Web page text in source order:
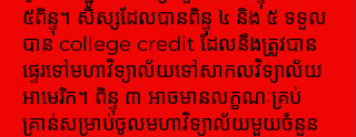
៥ពិន្ទុ។ សិស្សដែលបានពិន្ទុ ៤ និង ៥ ទទួល
បាន ​college credit ដែលនឹងត្រូវបាន
ផ្ទេរទៅមហាវិទ្យាល័យទៅសាកលវិទ្យាល័យ
អាមេរិក។ ពិន្ទុ ៣ អាចមានលក្ខណៈគ្រប់
គ្រាន់សម្រាប់ចូលមហាវិទ្យាល័យមួយចំនួន